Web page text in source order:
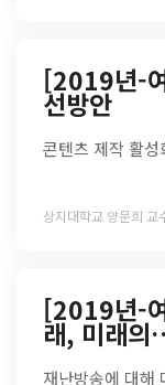
[2019년-
선방안
콘텐츠 제작 활
상지대학교 양문희 교
[2019년-
래, 미래
재난방송에 대해